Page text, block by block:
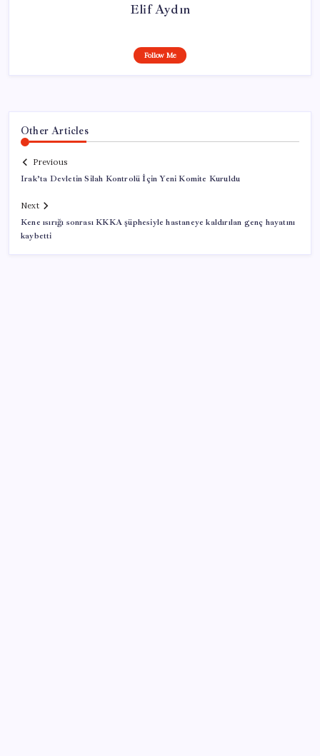
Elif Aydın
Follow Me
Other Articles
Previous
Irak’ta Devletin Silah Kontrolü İçin Yeni Komite Kuruldu
Next
Kene ısırığı sonrası KKKA şüphesiyle hastaneye kaldırılan genç hayatını
kaybetti